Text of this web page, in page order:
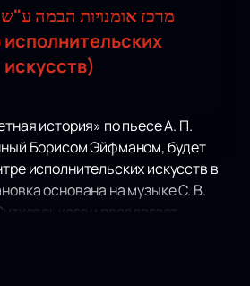
מרכז אומנויות הבמה
искусств)
история» по пьесе А. П.
Борисом Эйфманом, будет
исполнительских искусств в
основана на музыке С. В.
и предлагает
хореографическую